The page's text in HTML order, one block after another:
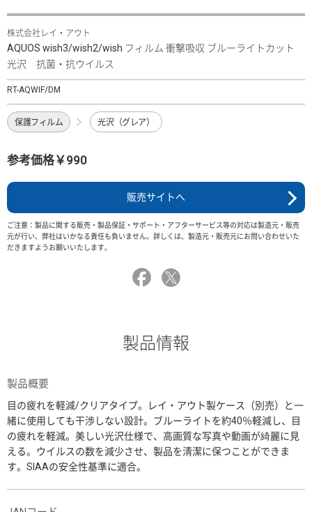
株式会社レイ・アウト
AQUOS wish3/wish2/wish フィルム 衝撃吸収 ブルーライトカット
光沢 抗菌・抗ウイルス
RT-AQWIF/DM
保護フィルム 光沢（グレア）
参考価格￥990
販売サイトへ
ご注意：製品に関する販売・製品保証・サポート・アフターサービス等の対応は製造元・販売
元が行い、弊社はいかなる責任も負いません。詳しくは、製造元・販売元にお問い合わせいた
だきますようお願いいたします。
製品情報
製品概要
目の疲れを軽減/クリアタイプ。レイ・アウト製ケース（別売）と一
緒に使用しても干渉しない設計。ブルーライトを約40％軽減し、目
の疲れを軽減。美しい光沢仕様で、高画質な写真や動画が綺麗に見
える。ウイルスの数を減少させ、製品を清潔に保つことができま
す。SIAAの安全性基準に適合。